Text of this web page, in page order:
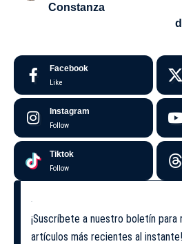
Constanza
Facebook
Like
Instagram
Follow
Tiktok
Follow
¡Suscríbete a nuestro boletín
artículos más recientes al instante!